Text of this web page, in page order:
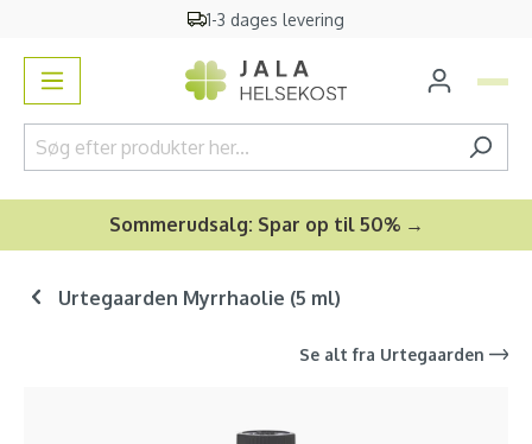
1-3 dages levering
Sommerudsalg: Spar op til 50% →
Urtegaarden Myrrhaolie (5 ml)
Se alt fra Urtegaarden